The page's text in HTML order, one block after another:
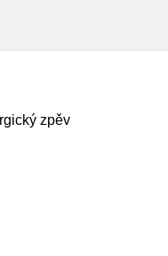
zpěv